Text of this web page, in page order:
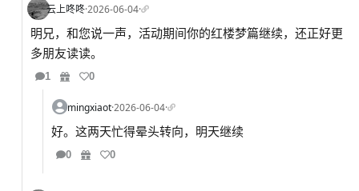
云上咚咚·2026-06-04·
明兄，和您说一声，活动期间你的红楼梦篇继续，还正好更
多朋友读读。
1 0
mingxiaot·2026-06-04·
好。这两天忙得晕头转向，明天继续
0 0